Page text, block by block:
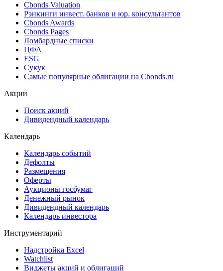
Поиск котировок облигаций
Best bid/ask
Cbonds Estimation
Cbonds Estimation Onshore
Cbonds Valuation
Рэнкинги инвест. банков и юр. консультантов
Cbonds Awards
Cbonds Pages
Ломбардные списки
ESG
Самые популярные облигации на Cbonds.ru
Дивидендный календарь
Календарь
Календарь событий
Дефолты
Размещения
Оферты
Денежный рынок
Календарь инвестора
Инструментарий